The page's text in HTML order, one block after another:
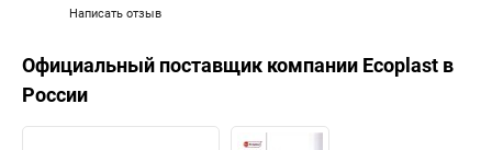
Написать отзыв
Официальный поставщик компании Ecoplast в
России